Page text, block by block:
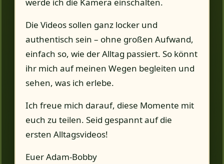
werde ich die Kamera einschalten.
Die Videos sollen ganz locker und
authentisch sein – ohne großen Aufwand,
einfach so, wie der Alltag passiert. So könnt
ihr mich auf meinen Wegen begleiten und
sehen, was ich erlebe.
Ich freue mich darauf, diese Momente mit
euch zu teilen. Seid gespannt auf die
ersten Alltagsvideos!
Euer Adam-Bobby